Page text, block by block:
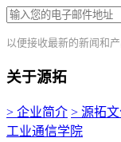
以便接收最新的新闻和
关于源拓
> 企业简介 > 源拓
工业通信学院